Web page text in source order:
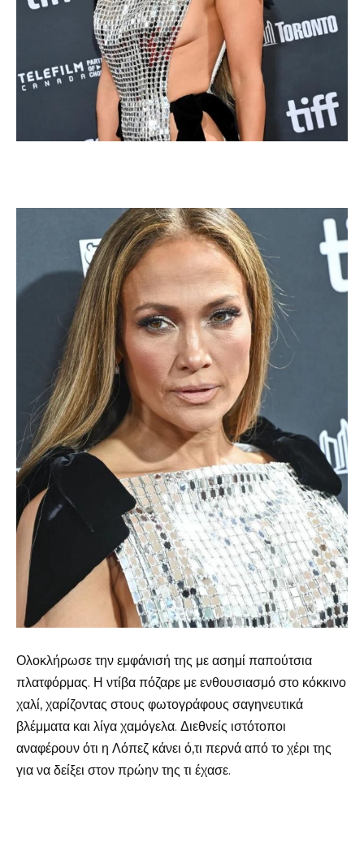
Ολοκλήρωσε την εμφάνισή της με ασημί παπούτσια
πλατφόρμας. Η ντίβα πόζαρε με ενθουσιασμό στο κόκκινο
χαλί, χαρίζοντας στους φωτογράφους σαγηνευτικά
βλέμματα και λίγα χαμόγελα. Διεθνείς ιστότοποι
αναφέρουν ότι η Λόπεζ κάνει ό,τι περνά από το χέρι της
για να δείξει στον πρώην της τι έχασε.